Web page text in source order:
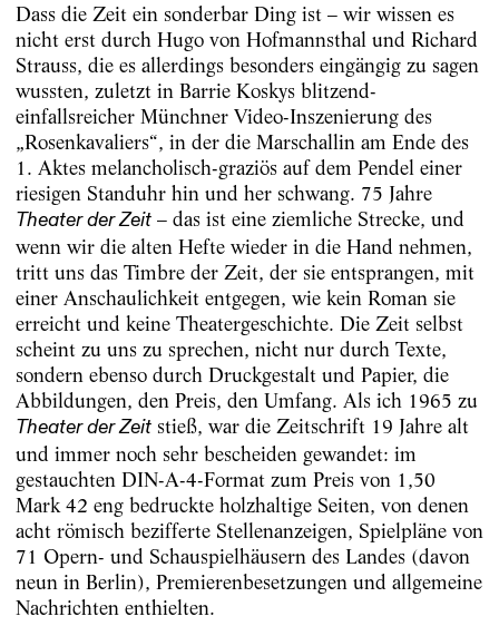
Dass die Zeit ein sonderbar Ding ist – wir wissen es
nicht erst durch Hugo von Hofmannsthal und Richard
Strauss, die es allerdings besonders eingängig zu sagen
wussten, zuletzt in Barrie Koskys blitzend-
einfallsreicher Münchner Video-Inszenierung des
„Rosenkavaliers“, in der die Marschallin am Ende des
1. Aktes melancholisch-graziös auf dem Pendel einer
riesigen Standuhr hin und her schwang. 75 Jahre
Theater der Zeit– das ist eine ziemliche Strecke, und
wenn wir die alten Hefte wieder in die Hand nehmen,
tritt uns das Timbre der Zeit, der sie entsprangen, mit
einer Anschaulichkeit entgegen, wie kein Roman sie
erreicht und keine Theatergeschichte. Die Zeit selbst
scheint zu uns zu sprechen, nicht nur durch Texte,
sondern ebenso durch Druckgestalt und Papier, die
Abbildungen, den Preis, den Umfang. Als ich 1965 zu
Theater der Zeitstieß, war die Zeitschrift 19 Jahre alt
und immer noch sehr bescheiden gewandet: im
gestauchten DIN-A-4-Format zum Preis von 1,50
Mark 42 eng bedruckte holzhaltige Seiten, von denen
acht römisch bezifferte Stellenanzeigen, Spielpläne von
71 Opern- und Schauspielhäusern des Landes (davon
neun in Berlin), Premierenbesetzungen und allgemeine
Nachrichten enthielten.